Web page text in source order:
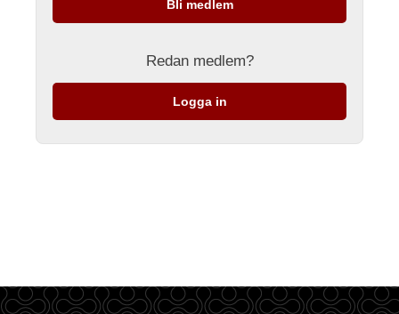
Bli medlem
Redan medlem?
Logga in